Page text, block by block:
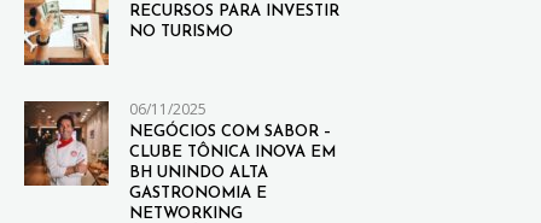
RECURSOS PARA INVESTIR
NO TURISMO
06/11/2025
NEGÓCIOS COM SABOR –
CLUBE TÔNICA INOVA EM
BH UNINDO ALTA
GASTRONOMIA E
NETWORKING